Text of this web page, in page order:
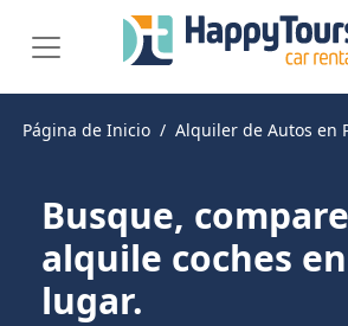
Página de Inicio Alquiler de Autos en
Busque,
alquile coches
lugar.